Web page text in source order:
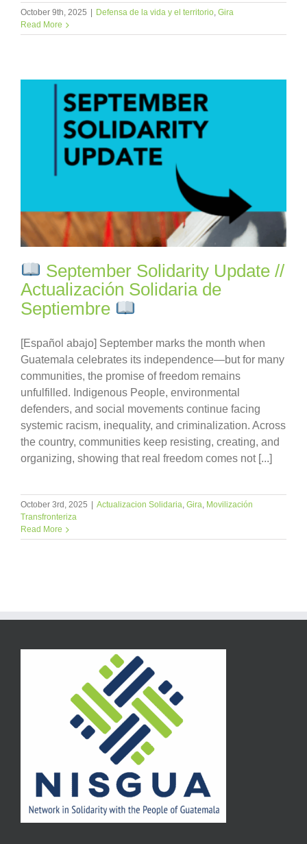
October 9th, 2025 | Defensa de la vida y el territorio Gira
Read More
September Solidarity Update //
Actualización Solidaria de
Septiembre
[Español abajo] September marks the month when
Guatemala celebrates its independence—but for many
communities, the promise of freedom remains
unfulfilled. Indigenous People, environmental
defenders, and social movements continue facing
systemic racism, inequality, and criminalization. Across
the country, communities keep resisting, creating, and
organizing, showing that real freedom comes not [...]
October 3rd, 2025 Actualizacion Solidaria, Gira, Movilización
Transfronteriza
Read More